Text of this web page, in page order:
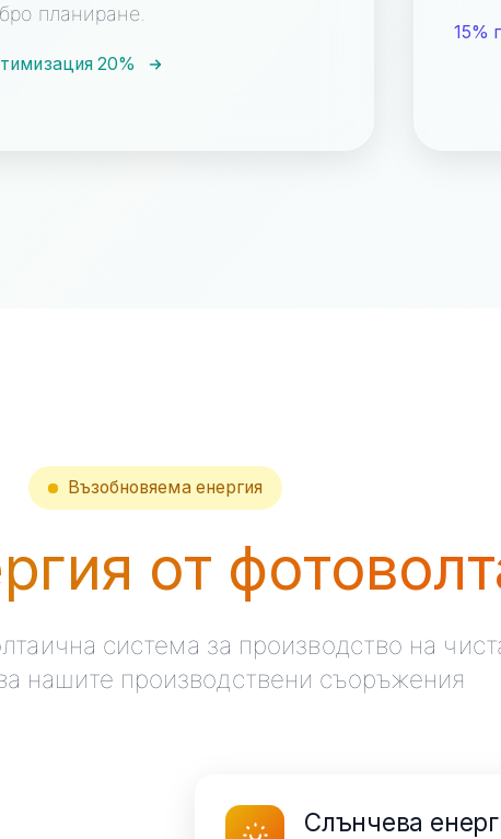
планиране.
20%
15%
Възобновяема енергия
от
система за производство на
нашите производствени съоръжения
Слънчева